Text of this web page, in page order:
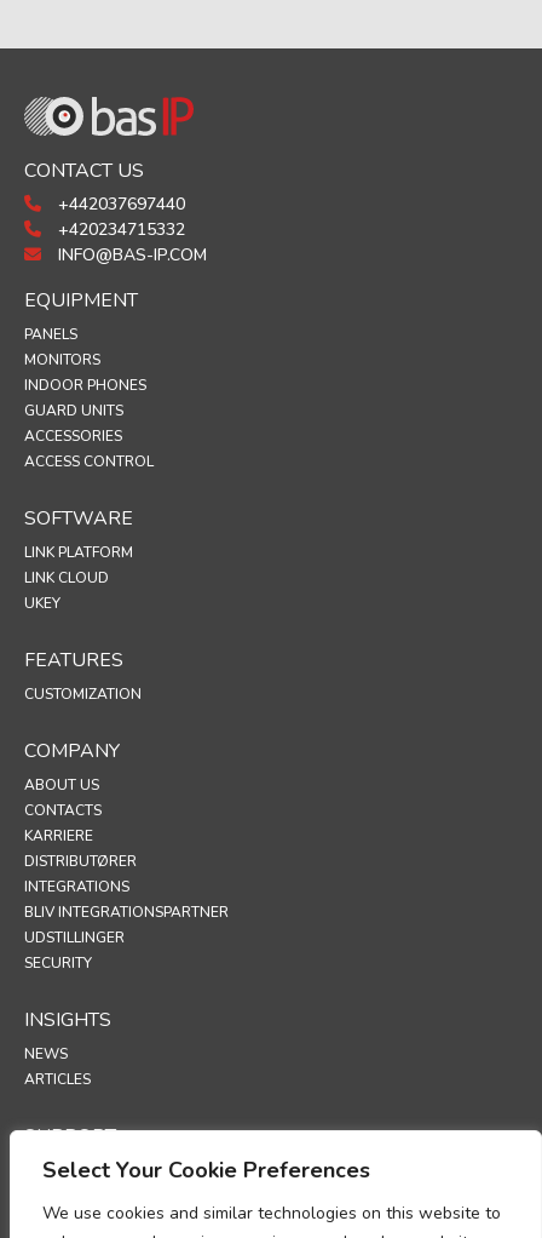
Select Your Cookie Preferences
We use cookies and similar technologies on this website to
CONTACT US
+442037697440
+420234715332
INFO@BAS-IP.COM
EQUIPMENT
PANELS
MONITORS
INDOOR PHONES
GUARD UNITS
ACCESSORIES
ACCESS CONTROL
SOFTWARE
LINK PLATFORM
LINK CLOUD
UKEY
FEATURES
CUSTOMIZATION
COMPANY
ABOUT US
CONTACTS
KARRIERE
DISTRIBUTØRER
INTEGRATIONS
BLIV INTEGRATIONSPARTNER
UDSTILLINGER
SECURITY
INSIGHTS
NEWS
ARTICLES
SUPPORT
TECHNICAL PORTAL
POLICIES